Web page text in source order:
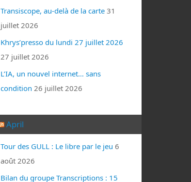
Transiscope, au-delà de la carte 31
juillet 2026
Khrys’presso du lundi 27 juillet 2026
27 juillet 2026
L’IA, un nouvel internet… sans
condition 26 juillet 2026
April
Tour des GULL : Le libre par le jeu 6
août 2026
Bilan du groupe Transcriptions : 15